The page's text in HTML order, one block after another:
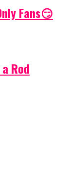
Fans😏
Rod